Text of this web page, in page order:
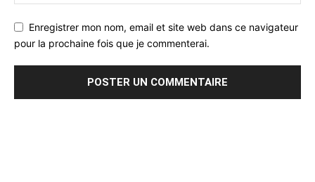
Enregistrer mon nom, email et site web dans ce navigateur
pour la prochaine fois que je commenterai.